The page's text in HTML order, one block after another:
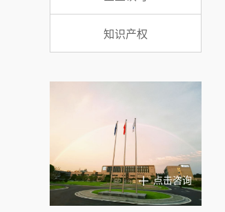
知识产权
点击咨询